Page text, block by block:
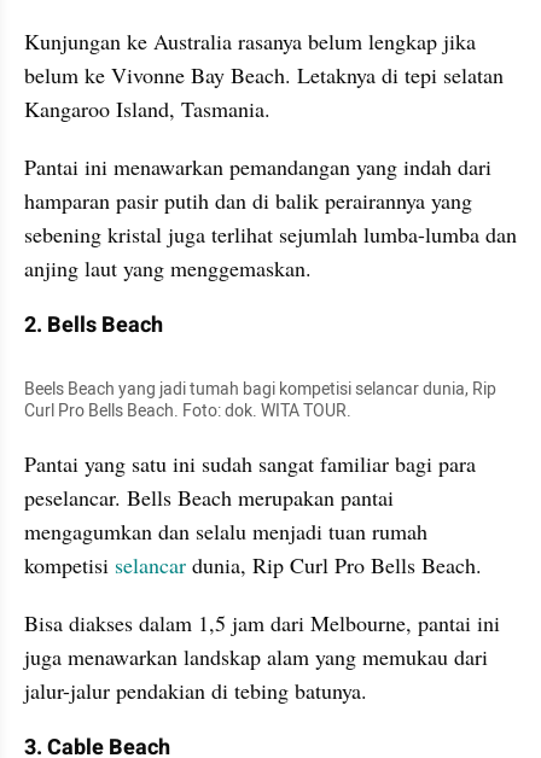
Kunjungan ke Australia rasanya belum lengkap jika
belum ke Vivonne Bay Beach. Letaknya di tepi selatan
Kangaroo Island, Tasmania.
Pantai ini menawarkan pemandangan yang indah dari
hamparan pasir putih dan di balik perairannya yang
sebening kristal juga terlihat sejumlah lumba-lumba dan
anjing laut yang menggemaskan.
2. Bells Beach
Beels Beach yang jadi tumah bagi kompetisi selancar dunia, Rip
Curl Pro Bells Beach. Foto: dok. WITA TOUR.
Pantai yang satu ini sudah sangat familiar bagi para
peselancar. Bells Beach merupakan pantai
mengagumkan dan selalu menjadi tuan rumah
kompetisi selancar dunia, Rip Curl Pro Bells Beach.
Bisa diakses dalam 1,5 jam dari Melbourne, pantai ini
juga menawarkan landskap alam yang memukau dari
jalur-jalur pendakian di tebing batunya.
3. Cable Beach